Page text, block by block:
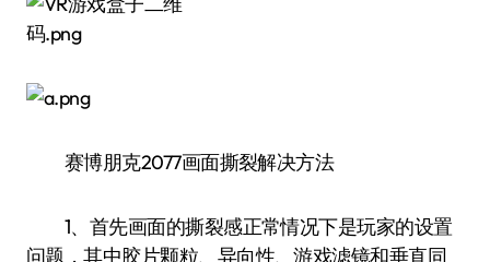
赛博朋克2077画面撕裂解决方法
1、首先画面的撕裂感正常情况下是玩家的设置
问题，其中胶片颗粒、异向性、游戏滤镜和垂直同